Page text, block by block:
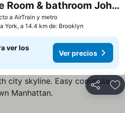
a AirTrain y metro
The Waltham Private Room & bathroom John F Kennedy JFK LGA Airport Manhattan Penn Station bullet-train 15 min
York, a 14.4 km de: Brooklyn
ver los
Ver precios
Compartir